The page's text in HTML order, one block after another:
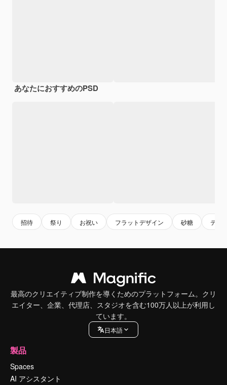
あなたにおすすめのPSD
招待 祭り お祝い フラットデザイン 砂糖 テン
最高のクリエイティブ制作を導くためのプラットフォーム。クリ
エイター、企業、代理店、スタジオを含む100万人以上が利用し
ています。
日本語
製品
Spaces
AI アシスタント